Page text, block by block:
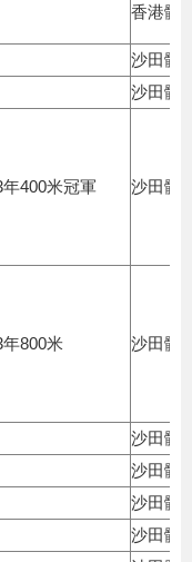
香港體
沙田體
沙田體
400米冠軍 沙田體
800米 沙田體
沙田體
沙田體
沙田體
沙田體